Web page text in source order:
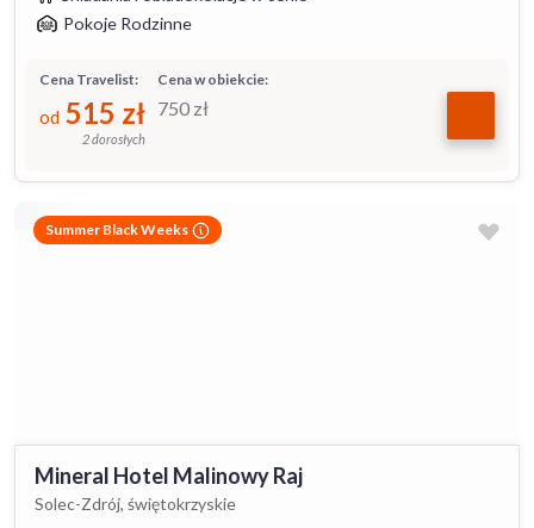
Pokoje Rodzinne
Cena w obiekcie:
750 zł
Cena Travelist:
od 515 zł
2 dorosłych
Summer Black Weeks
Mineral Hotel Malinowy Raj
Solec-Zdrój, świętokrzyskie